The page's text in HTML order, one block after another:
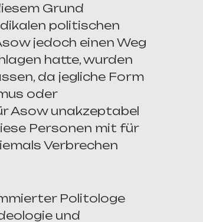
Grund
politischen
jedoch einen Weg
hatte, wurden
da jegliche Form
oder
Asow unakzeptabel
Personen mit für
Verbrechen
Politologe
und